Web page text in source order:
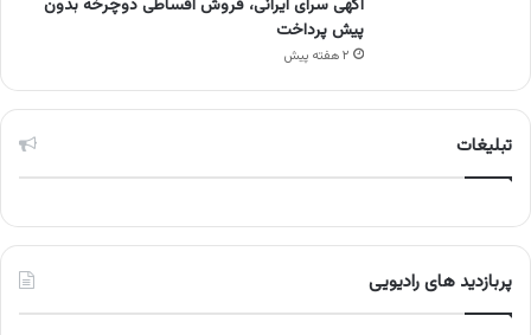
آگهی سرای ایرانی، فروش اقساطی دوچرخه بدون
پیش پرداخت
۲ هفته پیش
تبلیغات
پربازدید های رادیویی